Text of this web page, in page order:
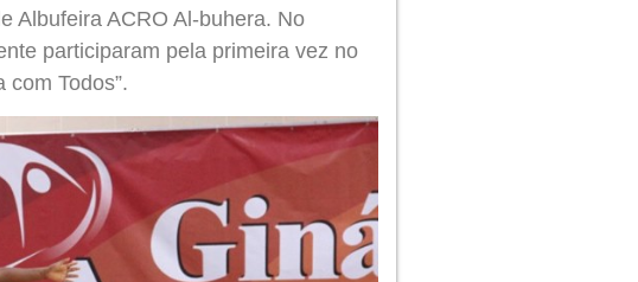
Albufeira ACRO Al-buhera. No
participaram pela primeira vez no
Todos”.